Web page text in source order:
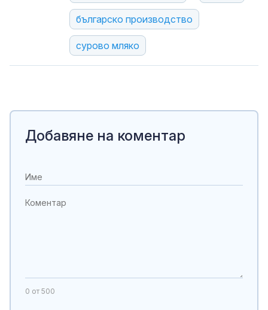
българско производство
сурово мляко
Добавяне на коментар
0 от 500